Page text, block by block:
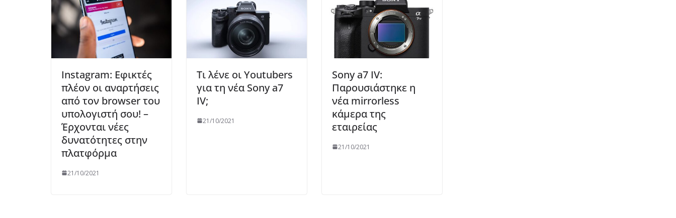
Instagram: Εφικτές
πλέον οι αναρτήσεις
από τον browser του
υπολογιστή σου! –
Έρχονται νέες
δυνατότητες στην
πλατφόρμα
21/10/2021
Τι λένε οι Youtubers
για τη νέα Sony a7
IV;
21/10/2021
Sony a7 IV:
Παρουσιάστηκε η
νέα mirrorless
κάμερα της
εταιρείας
21/10/2021